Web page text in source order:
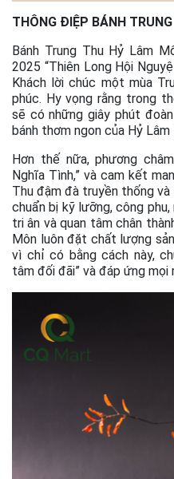
THÔNG ĐIỆP BÁNH
Bánh Trung Thu Hỷ Lâm
2025 “Thiên Long Hội
Khách lời chúc một mùa
phúc. Hy vọng rằng trong
sẽ có những giây phút
bánh thơm ngon của Hỷ Lâm
Hơn thế nữa, phương
Nghĩa Tình,” và cam kết
Thu đậm đà truyền thống
chuẩn bị kỹ lưỡng, công
tri ân và quan tâm chân
Môn luôn đặt chất lượng
vì chỉ có bằng cách này,
tâm đối đãi” và đáp ứng mọi